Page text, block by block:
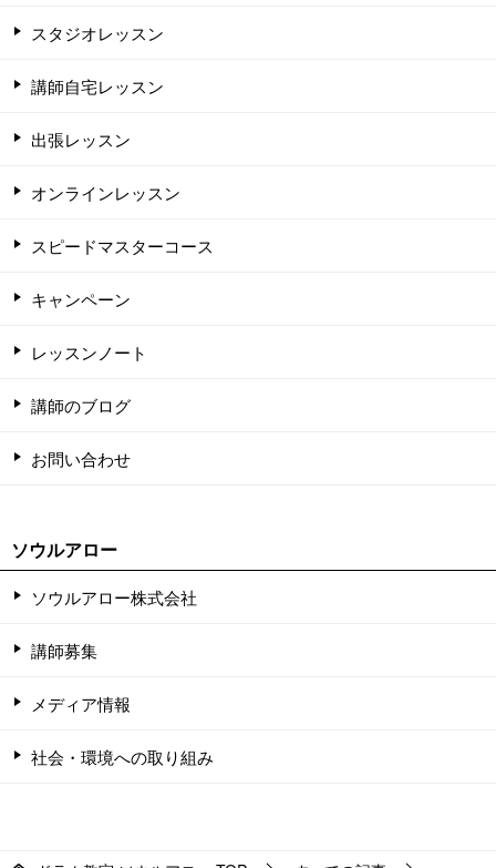
スタジオレッスン
講師自宅レッスン
出張レッスン
オンラインレッスン
スピードマスターコース
キャンペーン
レッスンノート
講師のブログ
お問い合わせ
ソウルアロー
ソウルアロー株式会社
講師募集
メディア情報
社会・環境への取り組み